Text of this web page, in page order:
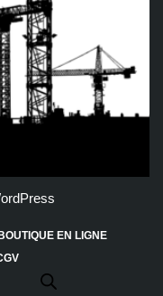
BOUTIQUE EN LIGNE